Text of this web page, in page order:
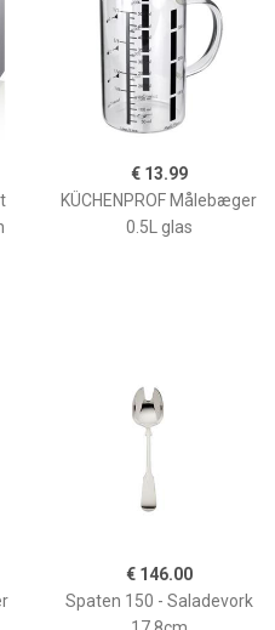
€ 13.99
KÜCHENPROF Målebæger
0.5L glas
€ 146.00
Spaten 150 - Saladevork